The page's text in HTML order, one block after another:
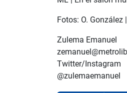
Fotos: O. González |
Zulema Emanuel
Twitter/Instagram
@zulemaemanuel